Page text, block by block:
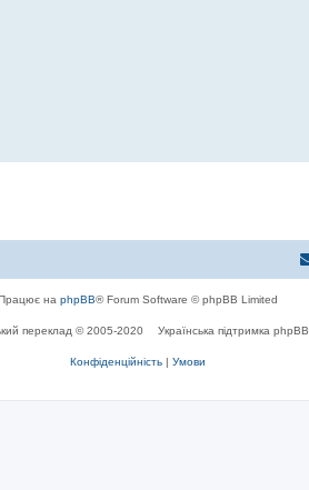
на phpBB® Forum Software © phpBB Limited
переклад © 2005-2020 Українська підтримка phpBB
Конфіденційність | Умови